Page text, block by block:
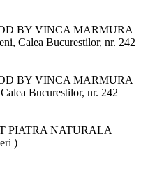
BY VINCA MARMURA
Calea Bucurestilor, nr. 242
BY VINCA MARMURA
Bucurestilor, nr. 242
PIATRA NATURALA
)